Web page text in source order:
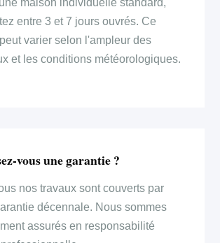
entre 3 et 7 jours ouvrés. Ce
varier selon l'ampleur des
et les conditions météorologiques.
vous une garantie ?
nos travaux sont couverts par
décennale. Nous sommes
assurés en responsabilité